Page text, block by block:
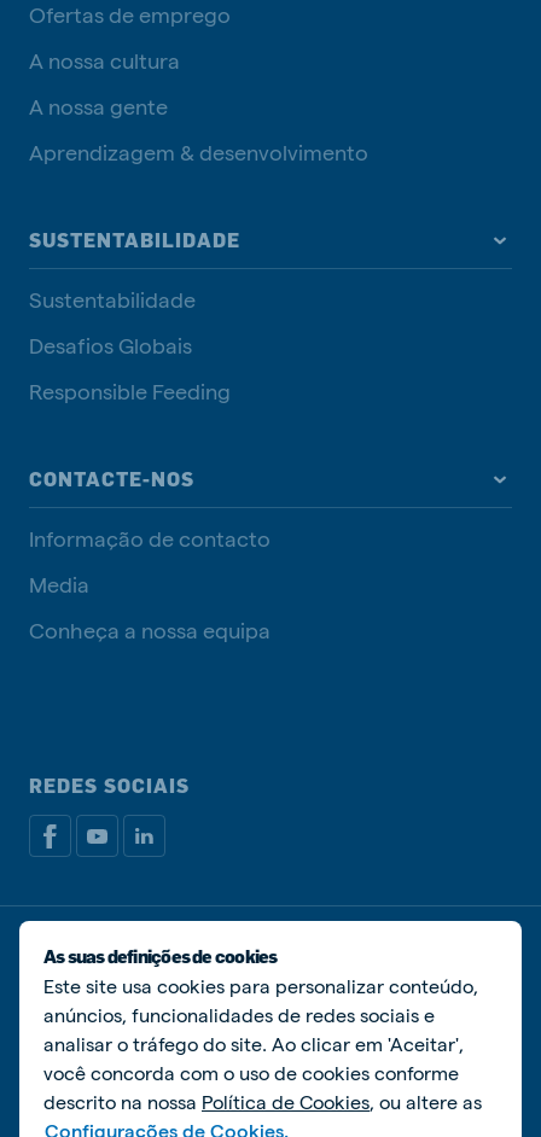
Ofertas de emprego
A nossa cultura
A nossa gente
Aprendizagem & desenvolvimento
SUSTENTABILIDADE
Sustentabilidade
Desafios Globais
Responsible Feeding
CONTACTE-NOS
Informação de contacto
Media
Conheça a nossa equipa
REDES SOCIAIS
Política de privacidadePolítica de cookies
Livro de Reclamações
© De Heus Nutrição Animal
As suas definições de cookies
Este site usa cookies para personalizar conteúdo,
anúncios, funcionalidades de redes sociais e
analisar o tráfego do site. Ao clicar em 'Aceitar',
você concorda com o uso de cookies conforme
descrito na nossa Política de Cookies, ou altere as
Configurações de Cookies.